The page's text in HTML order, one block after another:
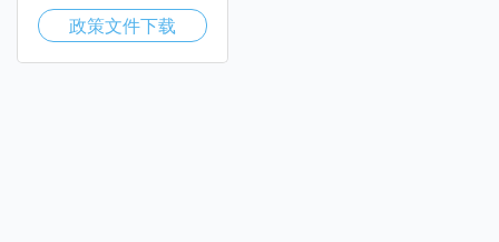
政策文件下载